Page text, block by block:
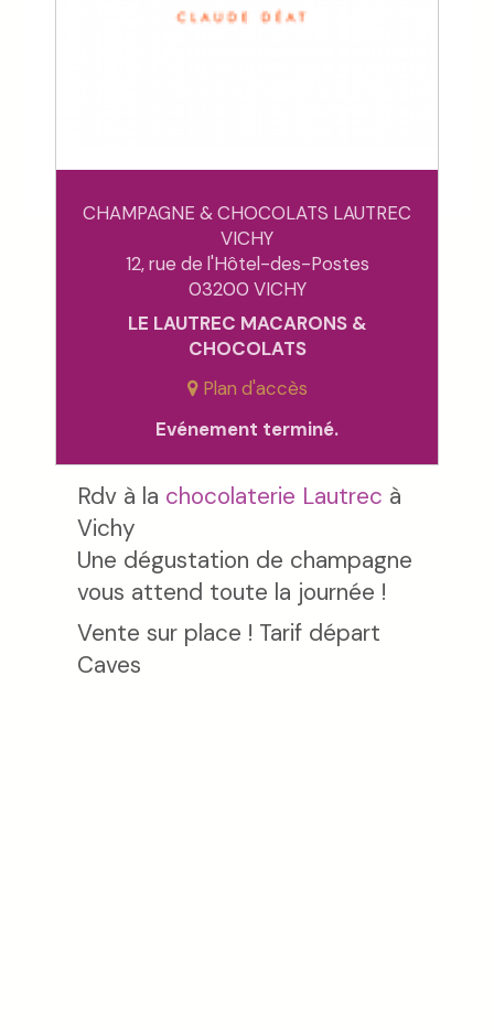
CHAMPAGNE & CHOCOLATS LAUTREC
VICHY
12, rue de l'Hôtel-des-Postes
03200 VICHY
LE LAUTREC MACARONS &
CHOCOLATS
Plan d'accès
Evénement terminé.
Rdv à la chocolaterie Lautrec à
Vichy
Une dégustation de champagne
vous attend toute la journée !
Vente sur place ! Tarif départ
Caves